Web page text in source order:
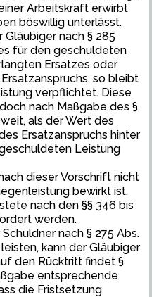
Arbeitskraft erwirbt
böswillig unterlässt.
Gläubiger nach § 285
für den geschuldeten
Ersatzes oder
so bleibt
verpflichtet. Diese
nach Maßgabe des §
als der Wert des
Ersatzanspruchs hinter
Leistung
dieser Vorschrift nicht
bewirkt ist,
nach den §§ 346 bis
werden.
nach § 275 Abs.
kann der Gläubiger
den Rücktritt findet §
entsprechende
die Fristsetzung